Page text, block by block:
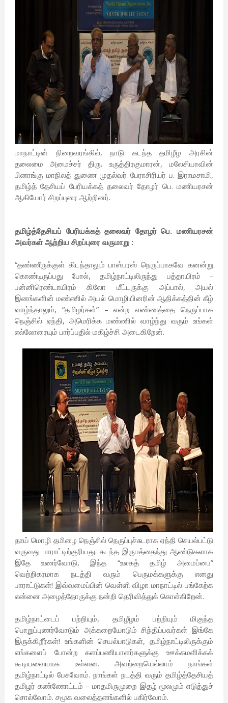
மாநாட்டின் நிறைவரங்கில், நாடு கடந்த தமிழீழ அரசின்
தலைமை அமைச்சர் திரு. உருத்திரகுமாரன், மலேசியாவின்
பினாங்கு மாநிலத் துணை முதல்வர் பேராசிரியர் ப. இராமசாமி,
தமிழ்த் தேசியப் பேரியக்கத் தலைவர் தோழர் பெ. மணியரசன்
ஆகியோர் சிறப்புரை ஆற்றினர்.
தமிழ்த்தேசியப் பேரியக்கத் தலைவர் தோழர் பெ. மணியரசன்
அவர்கள் ஆற்றிய சிறப்புரை வருமாறு :
“தண்ணீருக்குள் கிடந்தாலும் பாஸ்பரஸ் நெருப்பாகவே கனன்று
கொண்டிருப்பது போல், தமிழ்நாட்டிலிருந்து பத்தாயிரம் –
பன்னிரெண்டாயிரம் கிலோ மீட்டருக்கு அப்பால், அயல்
இனங்களின் மண்ணில் அயல் மொழியினரின் ஆதிக்கத்தின் கீழ்
வாழ்ந்தாலும், “தமிழர்கள்” – என்ற எண்ணத்தை நெருப்பாக
நெஞ்சில் ஏந்தி, அமெரிக்க மண்ணில் வாழ்ந்து வரும் உங்கள்
எல்லோரையும் பார்ப்பதில் மகிழ்ச்சி அடைகிறேன்.
தாய் மொழி தமிழை நெஞ்சில் நெருப்புச்சுடராக ஏந்தி செயல்பட்டு
வருவது பாராட்டிற்குரியது. கடந்த இருபத்தைந்து ஆண்டுகளாக
இதே உணர்வோடு, இந்த “உலகத் தமிழ் அமைப்பை”
வெற்றிகரமாக நடத்தி வரும் பெருமக்களுக்கு எனது
பாராட்டுகள்! இவ்வமைப்பின் வெள்ளி விழா மாநாட்டில் பங்கேற்க
என்னை அழைத்தோருக்கு நன்றி தெரிவித்துக் கொள்கிறேன்.
தமிழ்நாட்டைப் பற்றியும், தமிழீழம் பற்றியும் மிகுந்த
பொறுப்புணர்வோடும் அக்கறையோடும் சிந்திப்பவர்கள் இங்கே
இருக்கிறீர்கள்! உங்களின் செயல்பாடுகள், தமிழ்நாட்டிலிருக்கும்
எங்களைப் போன்ற களப்பணியாளர்களுக்கு ஊக்கமளிக்கக்
கூடியவையாக உள்ளன. அவற்றையெல்லாம் நாங்கள்
தமிழ்நாட்டில் பேசுவோம். நாங்கள் நடத்தி வரும் தமிழ்த்தேசியத்
தமிழர் கண்ணோட்டம் – மாதமிருமுறை இதழ் மூலமும் எடுத்துச்
சொல்வோம். சமூக வலைத்தளங்களில் பகிர்வோம்.